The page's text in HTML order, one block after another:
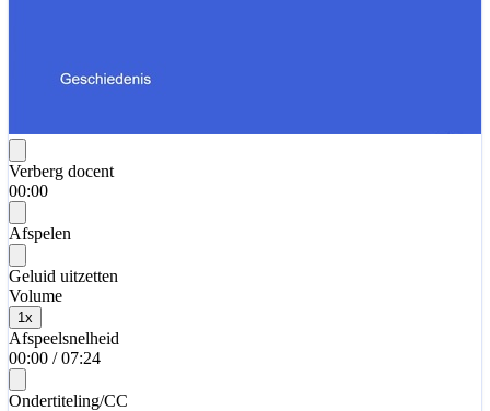
Verberg docent
00:00
Afspelen
Geluid uitzetten
Volume
1 x
Afspeelsnelheid
00:00 / 07:24
Ondertiteling/CC